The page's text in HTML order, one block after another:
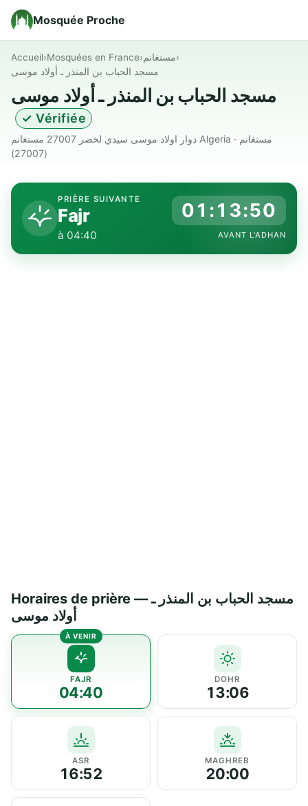
Mosquée Proche
Accueil›Mosquées en France›مستغانم›
مسجد الحباب بن المنذر ـ أولاد موسى
مسجد الحباب بن المنذر ـ أولاد موسى
✓ Vérifiée
دوار اولاد موسى سيدي لخضر 27007 مستغانم Algeria · مستغانم
(27007)
PRIÈRE SUIVANTE
Fajr
à 04:40
01:13:49
AVANT L'ADHAN
Horaires de prière — مسجد الحباب بن المنذر ـ
أولاد موسى
FAJR
04:40
DOHR
13:06
ASR
16:52
MAGHREB
20:00